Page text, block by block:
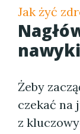
Jak żyć
Żeby
czekać na
z